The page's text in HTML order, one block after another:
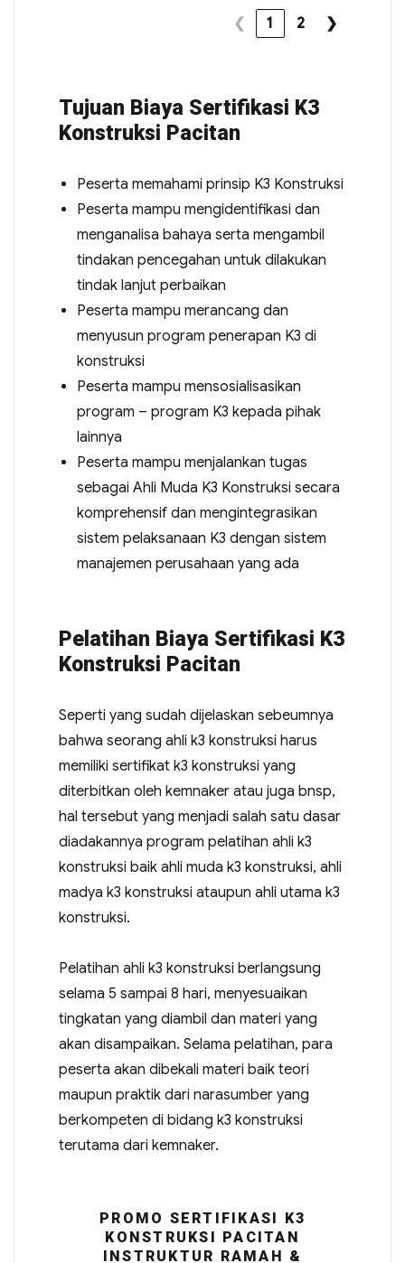
❮ 1 2 ❯
Tujuan Biaya Sertifikasi K3
Konstruksi Pacitan
Peserta memahami prinsip K3 Konstruksi
Peserta mampu mengidentifikasi dan
menganalisa bahaya serta mengambil
tindakan pencegahan untuk dilakukan
tindak lanjut perbaikan
Peserta mampu merancang dan
menyusun program penerapan K3 di
konstruksi
Peserta mampu mensosialisasikan
program – program K3 kepada pihak
lainnya
Peserta mampu menjalankan tugas
sebagai Ahli Muda K3 Konstruksi secara
komprehensif dan mengintegrasikan
sistem pelaksanaan K3 dengan sistem
manajemen perusahaan yang ada
Pelatihan Biaya Sertifikasi K3
Konstruksi Pacitan
Seperti yang sudah dijelaskan sebeumnya
bahwa seorang ahli k3 konstruksi harus
memiliki sertifikat k3 konstruksi yang
diterbitkan oleh kemnaker atau juga bnsp,
hal tersebut yang menjadi salah satu dasar
diadakannya program pelatihan ahli k3
konstruksi baik ahli muda k3 konstruksi, ahli
madya k3 konstruksi ataupun ahli utama k3
konstruksi.
Pelatihan ahli k3 konstruksi berlangsung
selama 5 sampai 8 hari, menyesuaikan
tingkatan yang diambil dan materi yang
akan disampaikan. Selama pelatihan, para
peserta akan dibekali materi baik teori
maupun praktik dari narasumber yang
berkompeten di bidang k3 konstruksi
terutama dari kemnaker.
PROMO SERTIFIKASI K3
KONSTRUKSI PACITAN
INSTRUKTUR RAMAH &